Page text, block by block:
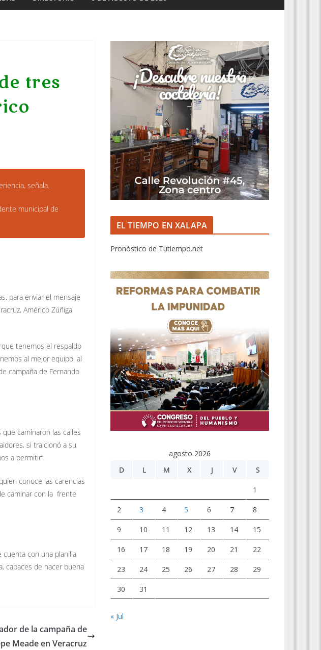
tres
señala.
municipal de
para enviar el mensaje
Américo Zúñiga
tenemos el respaldo
al mejor equipo, al
campaña de Fernando
caminaron las calles
si traicionó a su
a permitir”.
conoce las carencias
caminar con la frente
cuenta con una planilla
capaces de hacer buena
de la campaña de
Meade en Veracruz
EL TIEMPO EN XALAPA
Pronóstico de Tutiempo.net
agosto 2026
D
L M X J V S
1
2 3 4 5 6 7 8
9 10 11 12 13 14 15
16 17 18 19 20 21 22
23 24 25 26 27 28 29
30 31
« Jul